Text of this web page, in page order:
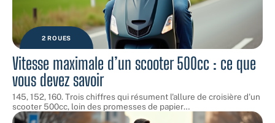
2 ROUES
Vitesse maximale d’un scooter 500cc : ce que
vous devez savoir
145, 152, 160. Trois chiffres qui résument l'allure de croisière d'un
scooter 500cc, loin des promesses de papier…